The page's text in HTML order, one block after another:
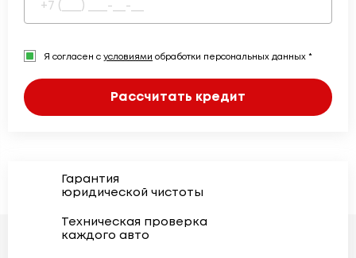
Я согласен с условиями обработки персональных данных *
Рассчитать кредит
Гарантия
юридической чистоты
Техническая проверка
каждого авто